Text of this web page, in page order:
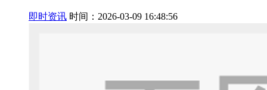
即时资讯 时间：2026-03-09 16:48:56